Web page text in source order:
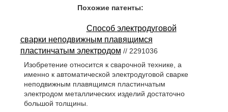
Похожие патенты:
Способ электродуговой
сварки неподвижным плавящимся
пластинчатым электродом // 2291036
Изобретение относится к сварочной технике, а
именно к автоматической электродуговой сварке
неподвижным плавящимся пластинчатым
электродом металлических изделий достаточно
большой толщины.